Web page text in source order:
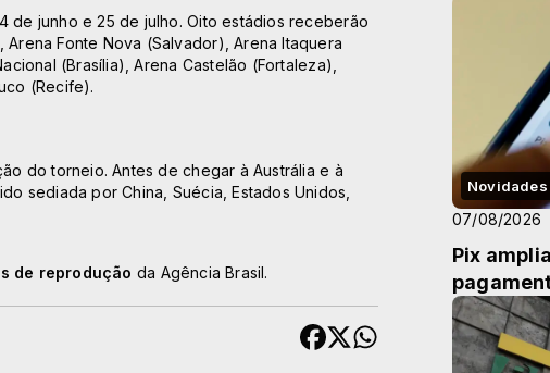
de junho e 25 de julho. Oito estádios receberão
Fonte Nova (Salvador), Arena Itaquera
(Brasília), Arena Castelão (Fortaleza),
(Recife).
do torneio. Antes de chegar à Austrália e à
sediada por China, Suécia, Estados Unidos,
de reprodução da Agência Brasil.
Novidades
07/08/2026
Pix